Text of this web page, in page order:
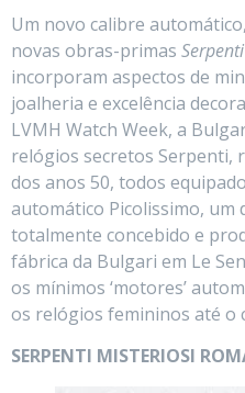
Um novo calibre
novas obras-primas
incorporam aspectos de
joalheria e excelência
LVMH Watch Week, a
relógios secretos Serpenti,
dos anos 50, todos
automático Picolissimo, um
totalmente concebido e
fábrica da Bulgari em Le
os mínimos ‘motores’
os relógios femininos até o
SERPENTI MISTERIOSI